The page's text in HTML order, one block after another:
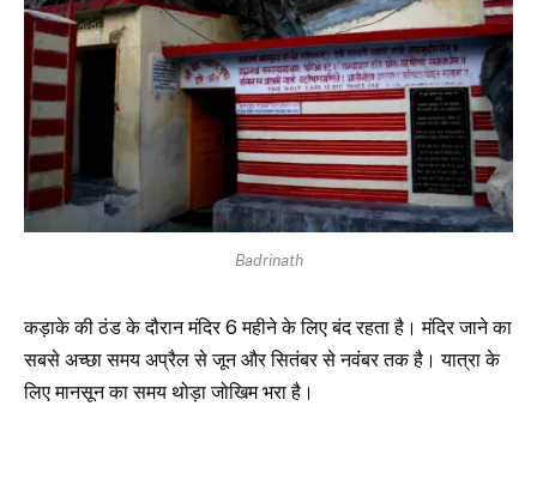
Badrinath
कड़ाके की ठंड के दौरान मंदिर 6 महीने के लिए बंद रहता है। मंदिर जाने का
सबसे अच्छा समय अप्रैल से जून और सितंबर से नवंबर तक है। यात्रा के
लिए मानसून का समय थोड़ा जोखिम भरा है।